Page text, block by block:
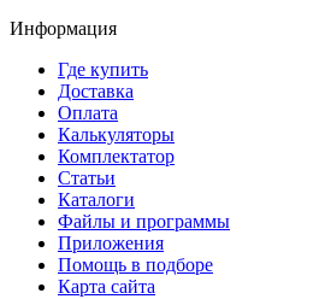
Информация
Где купить
Доставка
Оплата
Калькуляторы
Комплектатор
Статьи
Каталоги
Файлы и программы
Приложения
Помощь в подборе
Карта сайта